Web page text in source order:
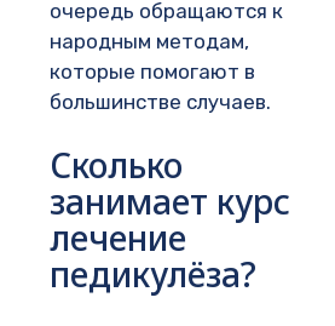
очередь обращаются к
народным методам,
которые помогают в
большинстве случаев.
Сколько
занимает курс
лечение
педикулёза?